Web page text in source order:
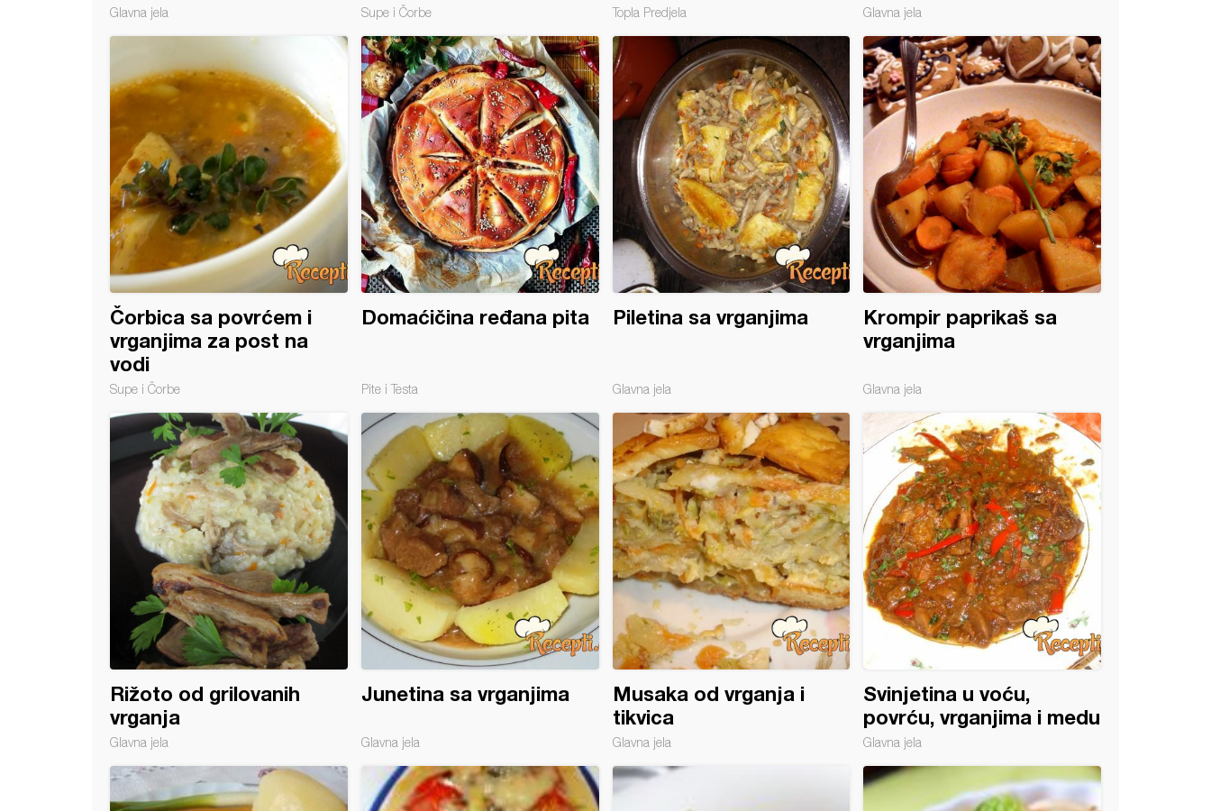
Glavna jela Supe i Čorbe Topla Predjela Glavna jela
Čorbica sa povrćem i
vrganjima za post na
vodi
Supe i Čorbe
Domaćičina ređana pita
Pite i Testa
Piletina sa vrganjima
Glavna jela
Krompir paprikaš sa
vrganjima
Glavna jela
Rižoto od grilovanih
vrganja
Glavna jela
Junetina sa vrganjima
Glavna jela
Musaka od vrganja i
tikvica
Glavna jela
Svinjetina u voću,
povrću, vrganjima i medu
Glavna jela
u voću, povrću, vrganjima i medu